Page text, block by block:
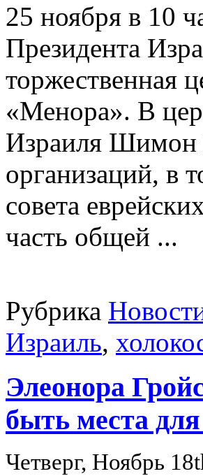
25 ноября в 10
Президента
торжественная
«Менора». В
Израиля Шимон
организаций, в
совета
часть общей ...
Рубрика
Израиль,
Элеонора
быть места
Четверг, Ноябрь